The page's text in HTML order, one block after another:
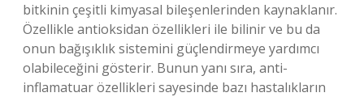
bitkinin çeşitli kimyasal bileşenlerinden kaynaklanır.
Özellikle antioksidan özellikleri ile bilinir ve bu da
onun bağışıklık sistemini güçlendirmeye yardımcı
olabileceğini gösterir. Bunun yanı sıra, anti-
inflamatuar özellikleri sayesinde bazı hastalıkların